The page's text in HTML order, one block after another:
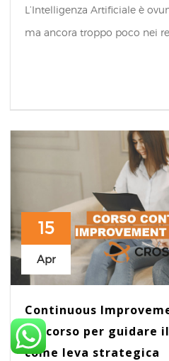
L’Intelligenza Artificiale è
ma ancora troppo poco nei
15
Apr
Continuous
percorso per guidare
come leva strategica